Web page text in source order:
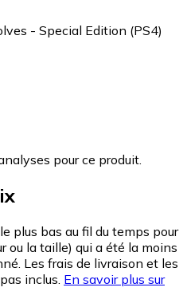
- Special Edition (PS4)
pour ce produit.
plus bas au fil du temps pour
ou la taille) qui a été la moins
Les frais de livraison et les
inclus. En savoir plus sur